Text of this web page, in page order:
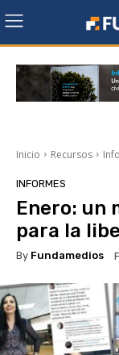
Inicio Recursos
INFORMES
Enero: un
para la
By Fundamedios